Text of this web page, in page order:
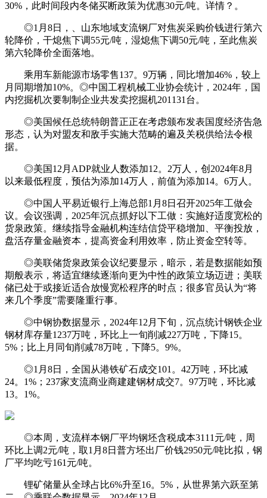
30%，此时间段内冬储买断政策为优惠30元/吨。详情？。
◎1月8日，、山东地域支流钢厂对焦炭采购价钱进行第六
轮降价，干熄焦下调55元/吨，湿熄焦下调50元/吨，至此焦炭
第六轮降价全面落地。
乘用车新能源市场零售137。9万辆，同比增加46%，较上
月同期增加10%。◎中国工程机械工业协会统计，2024年，国
内挖掘机次要制制企业共发卖挖掘机201131台。
◎美国候任总统特朗普正正在考虑颁布发表国度经济告急
形态，认为对盟友和敌手实施大范畴的遍及关税供给法令根
据。
◎美国12月ADP就业人数添加12。2万人，创2024年8月
以来最低程度，预估为添加14万人，前值为添加14。6万人。
◎中国人平易近银行上海总部1月8日召开2025年工做会
议。会议强调，2025年沉点抓好以下工做：实施好适度宽松的
货泉政策。继续指导金融机构连结信贷平稳增加、平衡投放，
盘活存量金融资本，提高资金利用效率，防止资金空转等。
◎美联储货泉政策会议纪要显示，暗示，若是数据能如预
期般表示，将适宜继续逐渐向更为中性的政策立场迈进；美联
储已处于或接近适合放慢宽松程序的时点；很多官员认为“将
来几个季度”需要隆重行事。
◎中钢协数据显示，2024年12月下旬，沉点统计钢铁企业
钢材库存量1237万吨，环比上一旬削减227万吨，下降15。
5%；比上月同旬削减78万吨，下降5。9%。
◎1月8日，全国从港铁矿石成交101。42万吨，环比减
24。1%；237家支流商业商建建钢材成交7。97万吨，环比减
13。1%。
◎本周，支流样本钢厂平均钢坯含税成本3111元/吨，周
环比上调2元/吨，取1月8日普方坯出厂价钱2950元/吨比拟，钢
厂平均吃亏161元/吨。
锂矿储量从全球占比6%升至16。5%，从世界第六跃至第